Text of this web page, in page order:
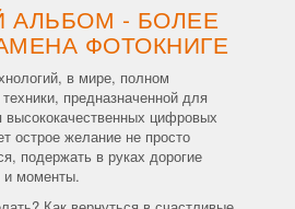
АЛЬБОМ - БОЛЕЕ
ФОТОКНИГЕ
в мире, полном
предназначенной для
высококачественных цифровых
острое желание не просто
подержать в руках дорогие
и моменты.